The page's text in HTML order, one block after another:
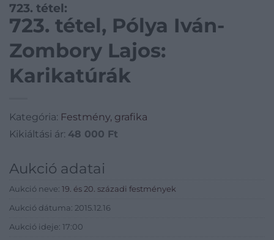
723. tétel:
723. tétel, Pólya Iván-
Zombory Lajos:
Karikatúrák
Kategória: Festmény, grafika
Kikiáltási ár: 48 000 Ft
Aukció adatai
Aukció neve: 19. és 20. századi festmények
Aukció dátuma: 2015.12.16
Aukció ideje: 17:00